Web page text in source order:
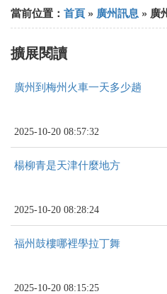
當前位置： 首頁 » 廣州訊息 » 廣
擴展閱讀
廣州到梅州火車一天多少趟
2025-10-20 08:57:32
楊柳青是天津什麼地方
2025-10-20 08:28:24
福州鼓樓哪裡學拉丁舞
2025-10-20 08:15:25